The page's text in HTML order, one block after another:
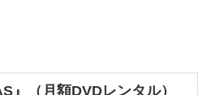
』（月額DVDレンタル）